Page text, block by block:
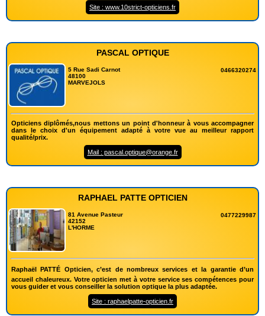
Site : www.10strict-opticiens.fr
PASCAL OPTIQUE
5 Rue Sadi Carnot
48100
MARVEJOLS
0466320274
Opticiens diplômés,nous mettons un point d'honneur à vous accompagner
dans le choix d'un équipement adapté à votre vue au meilleur rapport
qualité/prix.
Mail : pascal.optique@orange.fr
RAPHAEL PATTE OPTICIEN
81 Avenue Pasteur
42152
L'HORME
0477229987
Raphaël PATTÉ Opticien, c’est de nombreux services et la garantie d’un
accueil chaleureux. Votre opticien met à votre service ses compétences pour
vous guider et vous conseiller la solution optique la plus adaptée.
Site : raphaelpatte-opticien.fr